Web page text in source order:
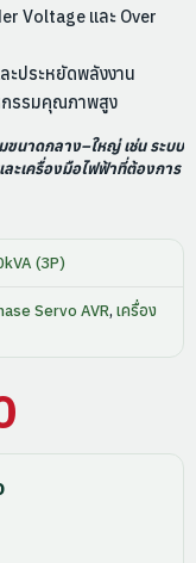
Voltage และ Over
ะประหยัดพลังงาน
กรรมคุณภาพสูง
นาดกลาง–ใหญ่ เช่น ระบบ
ะเครื่องมือไฟฟ้าที่ต้องการ
(3P)
Servo AVR, เครื่อง
price